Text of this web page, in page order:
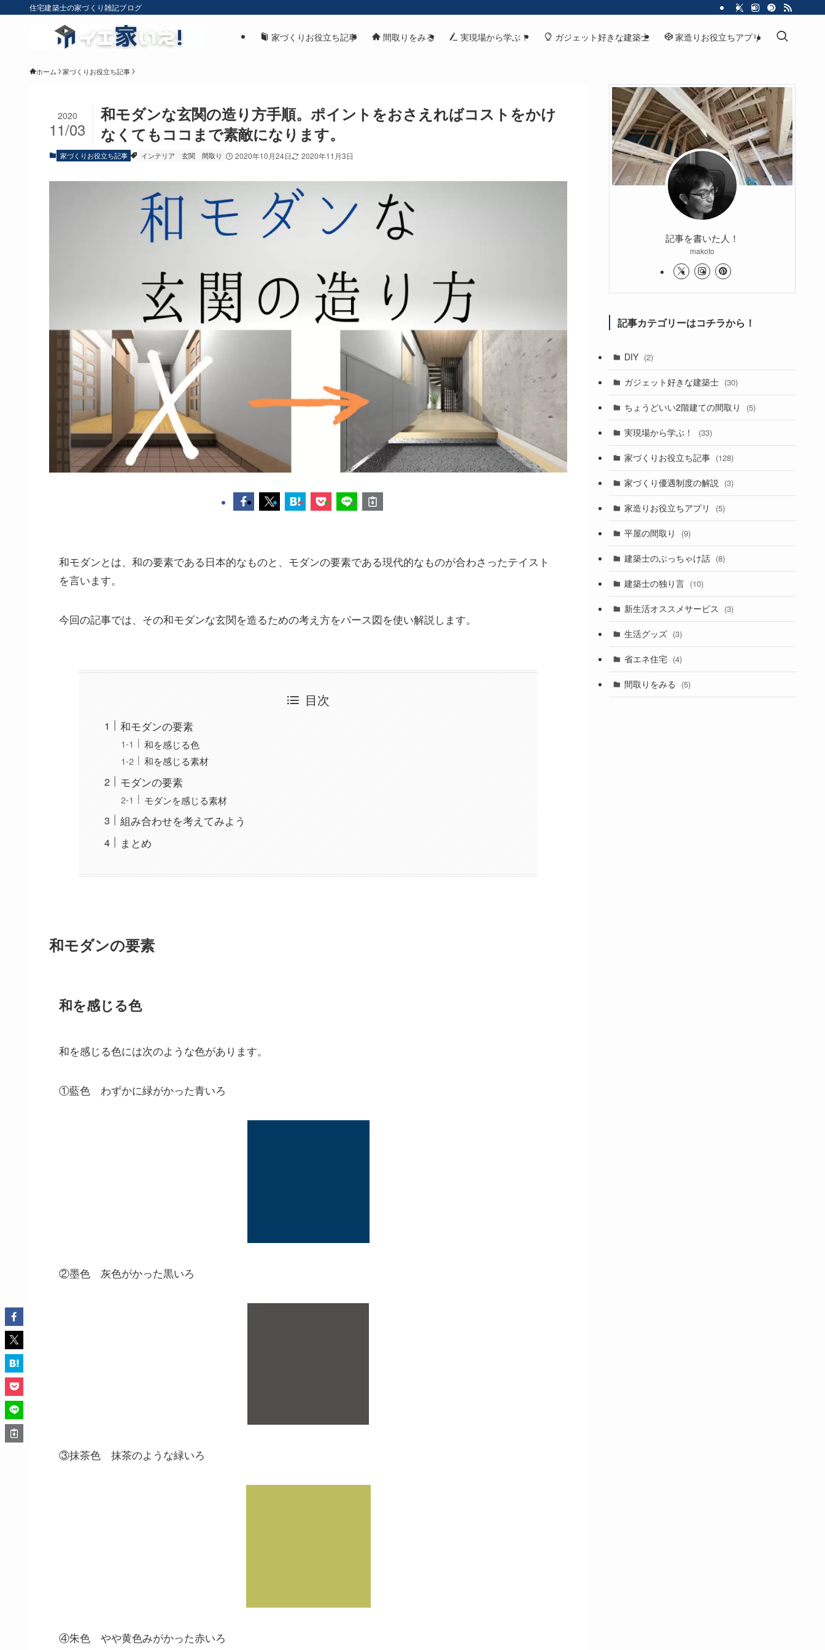
住宅建築士の家づくり雑記ブログ
家づくりお役立ち記事 間取りをみる 実現場から学ぶ！ ガジェット好きな建築士 家造りお役立ちアプリ
ホーム 家づくりお役立ち記事
和モダンな玄関の造り方手順。ポイントをおさえればコストをかけ
なくてもココまで素敵になります。
2020
11/03
家づくりお役立ち記事 インテリア 玄関 間取り 2020年10月24日 2020年11月3日
和モダンとは、和の要素である日本的なものと、モダンの要素である現代的なものが合わさったテイスト
を言います。
今回の記事では、その和モダンな玄関を造るための考え方をパース図を使い解説します。
目次
和モダンの要素
和を感じる色
和を感じる素材
モダンの要素
モダンを感じる素材
組み合わせを考えてみよう
まとめ
和モダンの要素
和を感じる色
和を感じる色には次のような色があります。
①藍色 わずかに緑がかった青いろ
②墨色 灰色がかった黒いろ
③抹茶色 抹茶のような緑いろ
④朱色 やや黄色みがかった赤いろ
記事を書いた人！
makoto
記事カテゴリーはコチラから！
DIY (2)
ガジェット好きな建築士 (30)
ちょうどいい2階建ての間取り (5)
実現場から学ぶ！ (33)
家づくりお役立ち記事 (128)
家づくり優遇制度の解説 (3)
家造りお役立ちアプリ (5)
平屋の間取り (9)
建築士のぶっちゃけ話 (8)
建築士の独り言 (10)
新生活オススメサービス (3)
生活グッズ (3)
省エネ住宅 (4)
間取りをみる (5)